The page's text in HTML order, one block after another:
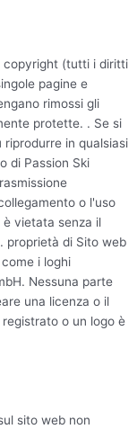
copyright (tutti i diritti
pagine e
rimossi gli
protette. . Se si
in qualsiasi
di Passion Ski
o l'uso
vietata senza il
proprietà di Sito web
i loghi
Nessuna parte
una licenza o il
o un logo è
sito web non